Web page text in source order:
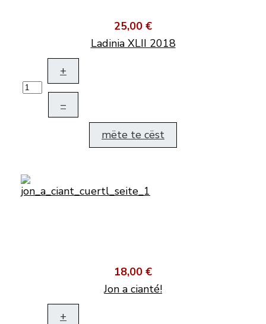
25,00 €
Ladinia XLII 2018
+
–
mëte te cëst
18,00 €
Jon a cianté!
+